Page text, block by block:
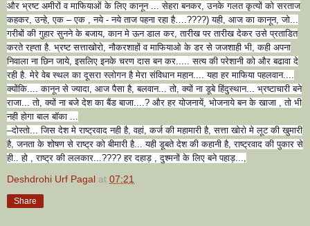
और भ्रष्ट अमीरों व माफियाओं के लिए कानून ... सेहरा बनकर, उनके गलत कृत्यों को सरताज
कहकर, उन्हे, एक – एक , नये - नये ताज पहना रहा है….????) यही, आज का कानून, जो...
गरीबों की गुहार सुनने के बजाय, कान मे ऊन डाल कर, तारीख पर तारीख देकर उसे प्रताडित
करते रह्ता है. भ्रष्ट सत्ताखोरो, नौकरशाहों व माफियाओ के डर से जजशाही भी, कही अपना
निवाला ना छिन जाये, इसलिए इनके चरण दास बन कर..... सत्य की परेशानी को और बढावा दे
रही है. मेरे वेब स्थल का दूसरा स्लोगन है मेरा संविधान महान.... यहा हर माफिया पहलवान....
क्योंकि.... कानून से ज्यादा, आज पैसा है, बलवान... तो, क्यों ना डूबे हिंदुस्थान... भ्रष्टाचारी बने
राजा... तो, क्यों ना बजे देश का बैंड बाजा....? और हर योजनायें, भोजनाये बन के खाजा , तो भी
नही होगा बाल बॉका ...
–दोस्तो... जिस देश मे राष्ट्रवाद नही है, वहां, कर्ज की महामारी है, सत्ता खोरो मे लूट की खुमारी
है, जनता के शोषण से राष्ट्र को बीमारी है... यही डूबते देश की कहानी है, राष्ट्रवाद की पुकार से
ही.. हो , राष्ट्र की ललकार...???? हर दहाड़ , दुश्मनों के लिए बने पहाड़...,
Deshdrohi Urf Pagal at 07:21
Share